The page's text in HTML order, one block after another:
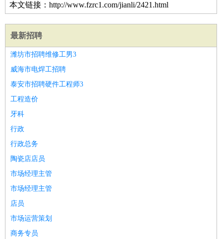
本文链接：http://www.fzrc1.com/jianli/2421.html
最新招聘
潍坊市招聘维修工男3
威海市电焊工招聘
泰安市招聘硬件工程师3
工程造价
牙科
行政
行政总务
陶瓷店店员
市场经理主管
市场经理主管
店员
市场运营策划
商务专员